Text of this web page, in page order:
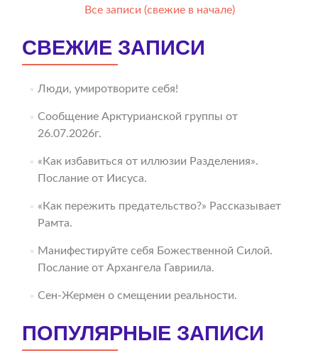
Все записи (свежие в начале)
СВЕЖИЕ ЗАПИСИ
Люди, умиротворите себя!
Сообщение Арктурианской группы от
26.07.2026г.
«Как избавиться от иллюзии Разделения».
Послание от Иисуса.
«Как пережить предательство?» Рассказывает
Рамта.
Манифестируйте себя Божественной Силой.
Послание от Архангела Гавриила.
Сен-Жермен о смещении реальности.
ПОПУЛЯРНЫЕ ЗАПИСИ